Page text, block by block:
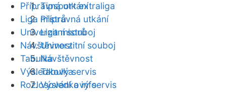
Tipsport extraliga
Přípravná utkání
Liga mistrů
Univerzitní souboj
Návštěvnost
Tabulka
Výsledkový servis
Přípravná utkání
Liga mistrů
Univerzitní souboj
Návštěvnost
Tabulka
Výsledkový servis
Rozlosování a info